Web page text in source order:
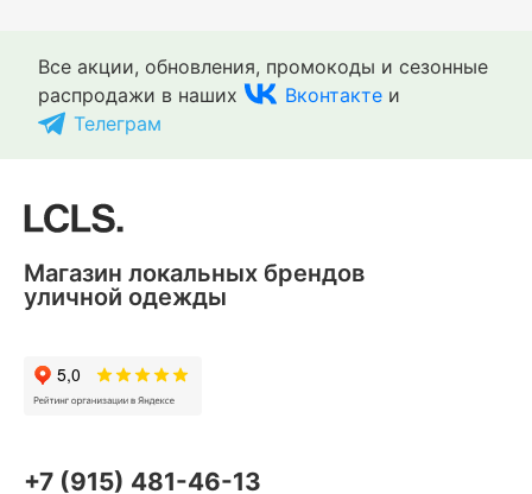
Все акции, обновления, промокоды и сезонные
распродажи в наших
Вконтакте и
Телеграм
+7 (915) 481-46-13
Магазин локальных брендов
уличной одежды